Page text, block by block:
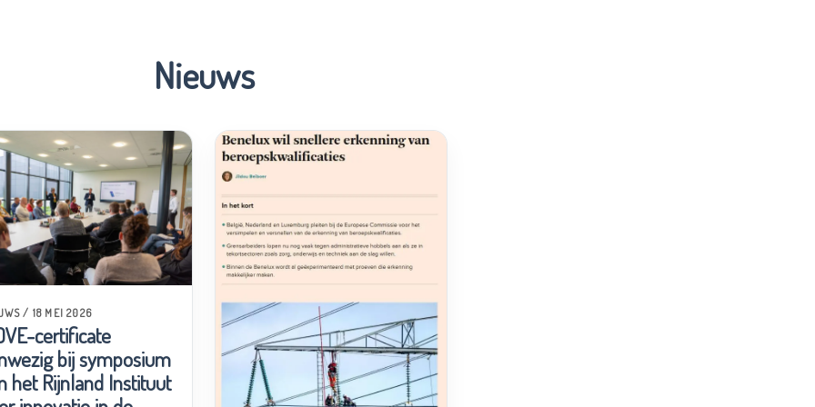
Nieuws
/ 18 MEI 2026
certificate
bij symposium
het Rijnland Instituut